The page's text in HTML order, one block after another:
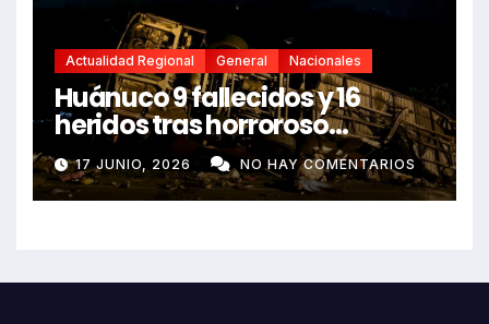
Actualidad Regional General Nacionales
Huánuco 9 fallecidos y 16
heridos tras horroroso
despiste de bus Real Chancas
que impactó contra vivienda
17 JUNIO, 2026 NO HAY COMENTARIOS